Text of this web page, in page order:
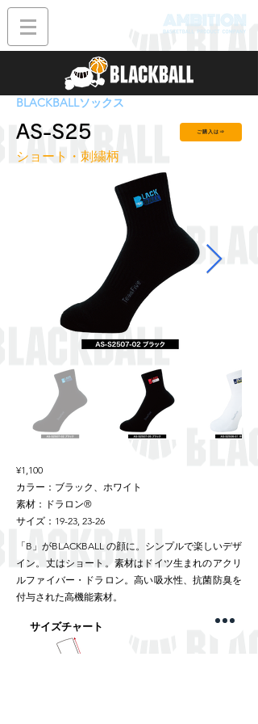
BLACKBALLソックス
AS-S25 ご購入は⇒
ショート・刺繍柄
¥1,100
カラー：ブラック、ホワイト
素材：ドラロン®
サイズ：19-23, 23-26
「B」がBLACKBALL の顔に。シンプルで楽しいデザ
イン。丈はショート。素材はドイツ生まれのアクリ
ルファイバー・ドラロン。高い吸水性、抗菌防臭を
付与された高機能素材。
サイズチャート